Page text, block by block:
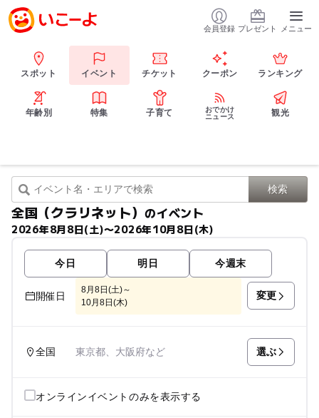
会員登録 プレゼント メニュー
スポット イベント チケット クーポン ランキング
年齢別 特集 子育て
おでかけ
ニュース
観光
全国（クラリネット）のイベント
2026年8月8日(土)〜2026年10月8日(木)
今日 明日 今週末
開催日
8月8日(土)～
10月8日(木)
変更
全国 東京都、大阪府など 選ぶ
オンラインイベントのみを表示する